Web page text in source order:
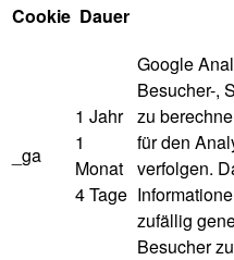
Cookie Dauer
_ga
1 Jahr
1
Monat
4 Tage
Google
Besucher-,
zu
für den
verfolgen.
zufällig
Besucher